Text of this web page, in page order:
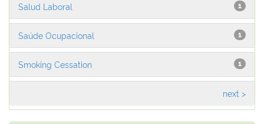
1
Salud Laboral
1
Saúde Ocupacional
1
Smoking Cessation
next >